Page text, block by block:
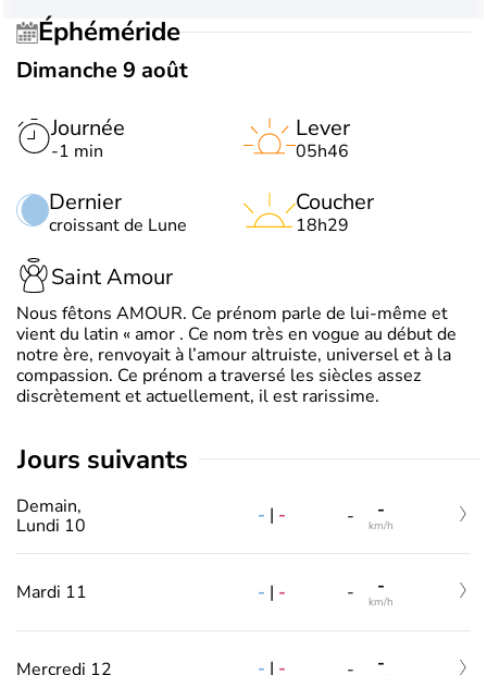
Éphéméride
Dimanche 9 août
Journée
-1 min
Dernier
croissant de Lune
Lever
05h46
Coucher
18h29
Saint Amour
Nous fêtons AMOUR. Ce prénom parle de lui-même et
vient du latin « amor . Ce nom très en vogue au début de
notre ère, renvoyait à l’amour altruiste, universel et à la
compassion. Ce prénom a traversé les siècles assez
discrètement et actuellement, il est rarissime.
jours suivants
Demain,
Lundi 10
- | - - -
km/h
Mardi 11 - | - - -
km/h
Mercredi 12 - | - - -